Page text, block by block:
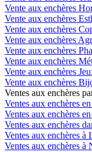
Vente aux enchères
Vente aux enchères
Vente aux enchères
Vente aux enchères
Vente aux enchères
Vente aux enchères
Vente aux enchères
Vente aux enchères
Ventes aux enchères
Ventes aux enchères
Ventes aux enchères
Ventes aux enchères
Ventes aux enchères à
Ventes aux enchères à